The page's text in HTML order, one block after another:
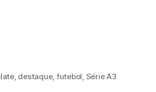
, destaque, futebol, Série A3